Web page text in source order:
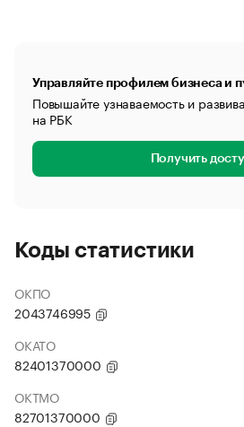
Управляйте профилем бизнеса и
Повышайте узнаваемость и
на РБК
Получить
Коды статистики
ОКПО
2043746995
ОКАТО
82401370000
ОКТМО
82701370000